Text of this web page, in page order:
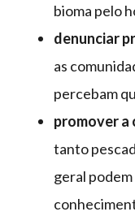
bioma pelo
denunciar
as
percebam
promover a
tanto
geral